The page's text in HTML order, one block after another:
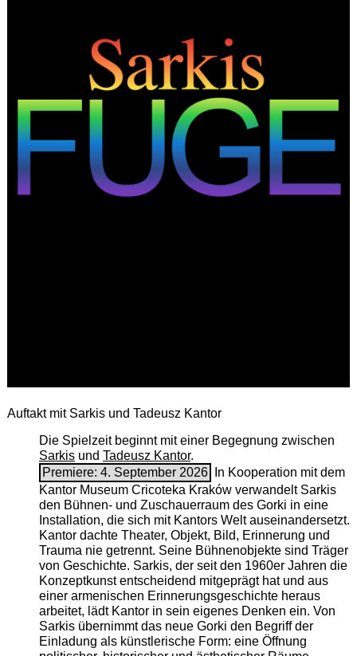
Auftakt mit Sarkis und Tadeusz Kantor
Die Spielzeit beginnt mit einer Begegnung zwischen
Sarkisund Tadeusz Kantor.
Premiere: 4. September 2026
In Kooperation mit dem
Kantor Museum Cricoteka Kraków verwandelt Sarkis
den Bühnen- und Zuschauerraum des Gorki in eine
Installation, die sich mit Kantors Welt auseinandersetzt.
Kantor dachte Theater, Objekt, Bild, Erinnerung und
Trauma nie getrennt. Seine Bühnenobjekte sind Träger
von Geschichte. Sarkis, der seit den 1960er Jahren die
Konzeptkunst entscheidend mitgeprägt hat und aus
einer armenischen ­Erinnerungsgeschichte heraus
arbeitet, lädt Kantor in sein eigenes Denken ein. Von
Sarkis übernimmt das neue Gorki den Begriff der
Einladung als künstlerische Form: eine Öffnung